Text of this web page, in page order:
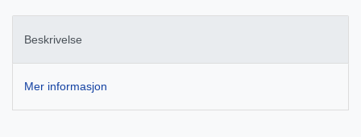
Beskrivelse
Mer informasjon